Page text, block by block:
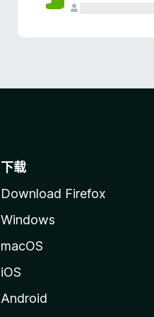
下载
Download Firefox
Windows
macOS
iOS
Android